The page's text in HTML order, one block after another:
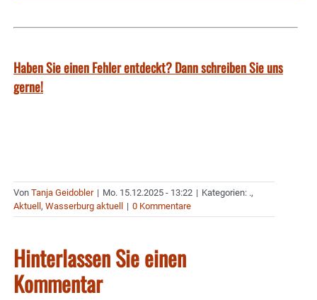
Haben Sie einen Fehler entdeckt? Dann schreiben Sie uns
gerne!
Von Tanja Geidobler | Mo. 15.12.2025 - 13:22 | Kategorien: .,
Aktuell, Wasserburg aktuell | 0 Kommentare
Hinterlassen Sie einen
Kommentar